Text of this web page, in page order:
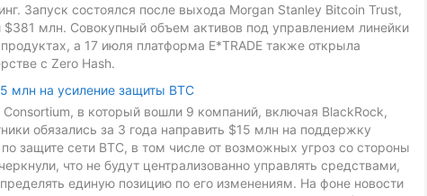
Запуск состоялся после выхода Morgan Stanley Bitcoin Trust,
млн. Совокупный объем активов под управлением линейки
а 17 июля платформа E*TRADE также открыла
с Zero Hash.
млн на усиление защиты BTC
в который вошли 9 компаний, включая BlackRock,
обязались за 3 года направить $15 млн на поддержку
защите сети BTC, в том числе от возможных угроз со стороны
что не будут централизованно управлять средствами,
единую позицию по его изменениям. На фоне новости